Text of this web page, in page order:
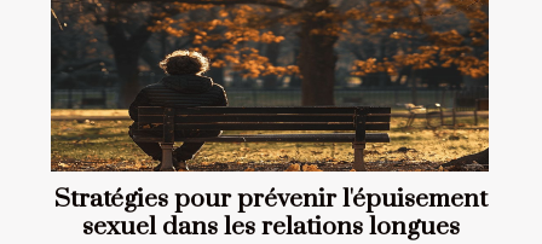
Stratégies pour prévenir l'épuisement
sexuel dans les relations longues